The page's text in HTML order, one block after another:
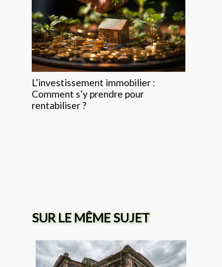
L’investissement immobilier :
Comment s’y prendre pour
rentabiliser ?
SUR LE MÊME SUJET